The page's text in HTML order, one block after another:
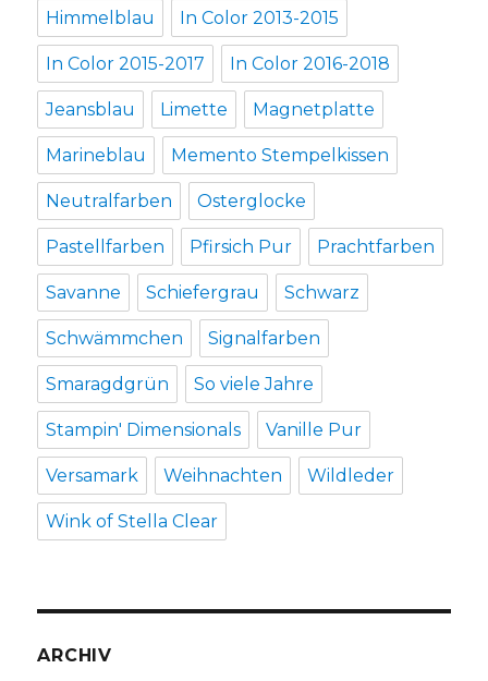
Himmelblau In Color 2013-2015
In Color 2015-2017 In Color 2016-2018
Jeansblau Limette Magnetplatte
Marineblau Memento Stempelkissen
Neutralfarben Osterglocke
Pastellfarben Pfirsich Pur Prachtfarben
Savanne Schiefergrau Schwarz
Schwämmchen Signalfarben
Smaragdgrün So viele Jahre
Stampin' Dimensionals Vanille Pur
Versamark Weihnachten Wildleder
Wink of Stella Clear
ARCHIV